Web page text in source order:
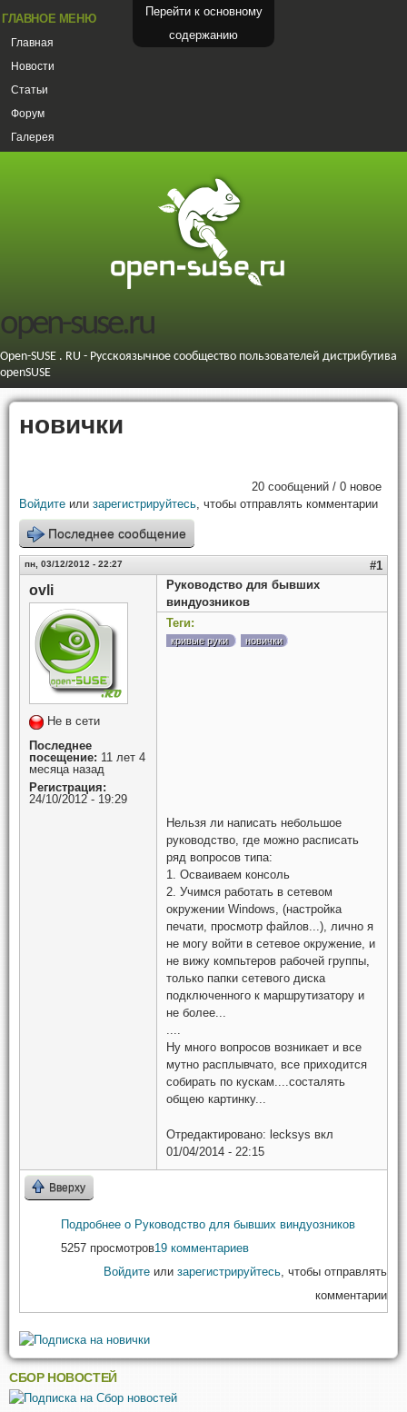
Перейти к основному
содержанию
ГЛАВНОЕ МЕНЮ
Главная
Новости
Статьи
Форум
Галерея
open-suse.ru
Open-SUSE . RU - Русскоязычное сообщество пользователей дистрибутива
openSUSE
новички
20 сообщений / 0 новое
Войдите или зарегистрируйтесь, чтобы отправлять комментарии
Последнее сообщение
пн, 03/12/2012 - 22:27 #1
ovli
Не в сети
Последнее
посещение: 11 лет 4
месяца назад
Регистрация:
24/10/2012 - 19:29
Руководство для бывших
виндуозников
Теги:
кривые руки новички
Нельзя ли написать небольшое
руководство, где можно расписать
ряд вопросов типа:
1. Осваиваем консоль
2. Учимся работать в сетевом
окружении Windows, (настройка
печати, просмотр файлов...), лично я
не могу войти в сетевое окружение, и
не вижу компьтеров рабочей группы,
только папки сетевого диска
подключенного к маршрутизатору и
не более...
....
Ну много вопросов возникает и все
мутно расплывчато, все приходится
собирать по кускам....состалять
общею картинку...
Отредактировано: lecksys вкл
01/04/2014 - 22:15
Вверху
Подробнее о Руководство для бывших виндуозников
5257 просмотров19 комментариев
Войдите или зарегистрируйтесь , чтобы отправлять
комментарии
СБОР НОВОСТЕЙ